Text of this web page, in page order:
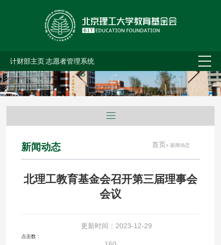
计财部主页志愿者管理系统
新闻动态 首页» 新闻动态
北理工教育基金会召开第三届理事会
会议
更新时间：2023-12-29
点击数：